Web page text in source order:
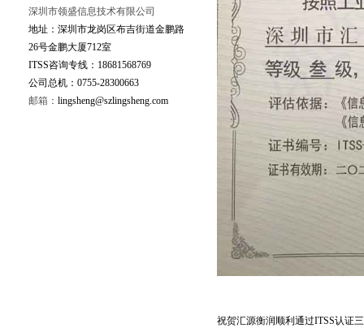
深圳市领盛信息技术有限公司
地址：深圳市龙岗区布吉街道金鹏路
26号金鹏大厦712室
ITSS咨询专线：18681568769
公司总机：0755-28300663
邮箱： lingsheng@szlingsheng.com
祝贺汇源衡润顺利通过ITSS认证